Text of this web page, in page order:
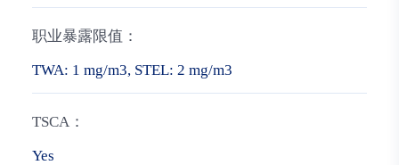
职业暴露限值：
TWA: 1 mg/m3, STEL: 2 mg/m3
TSCA：
Yes